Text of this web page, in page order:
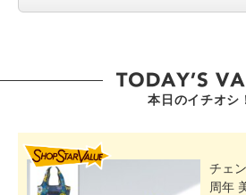
本日のイチオシ
チェ
周年